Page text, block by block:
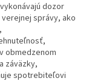
dozor
správy, ako
obmedzenom
záväzky,
spotrebiteľovi